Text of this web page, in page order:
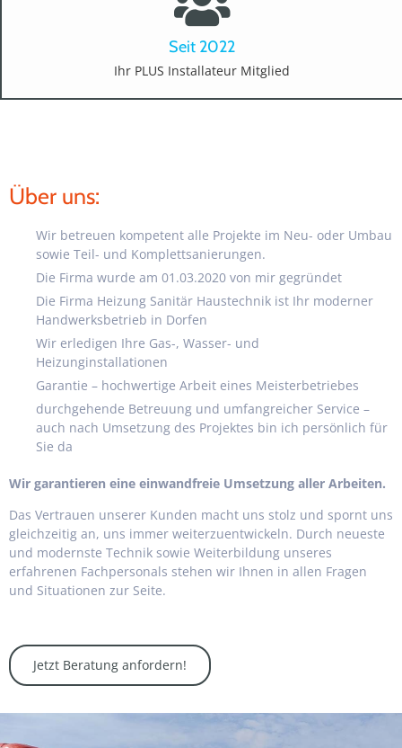
Seit 2022​
Ihr PLUS Installateur Mitglied
Über uns:
Wir betreuen kompetent alle Projekte im Neu- oder Umbau
sowie Teil- und Komplettsanierungen.
Die Firma wurde am 01.03.2020 von mir gegründet
Die Firma Heizung Sanitär Haustechnik ist Ihr moderner
Handwerksbetrieb in Dorfen
Wir erledigen Ihre Gas-, Wasser- und
Heizunginstallationen
Garantie – hochwertige Arbeit eines Meisterbetriebes
durchgehende Betreuung und umfangreicher Service –
auch nach Umsetzung des Projektes bin ich persönlich für
Sie da
Wir garantieren eine einwandfreie Umsetzung aller Arbeiten.
Das Vertrauen unserer Kunden macht uns stolz und spornt uns
gleichzeitig an, uns immer weiterzuentwickeln. Durch neueste
und modernste Technik sowie Weiterbildung unseres
erfahrenen Fachpersonals stehen wir Ihnen in allen Fragen
und Situationen zur Seite.
Jetzt Beratung anfordern!